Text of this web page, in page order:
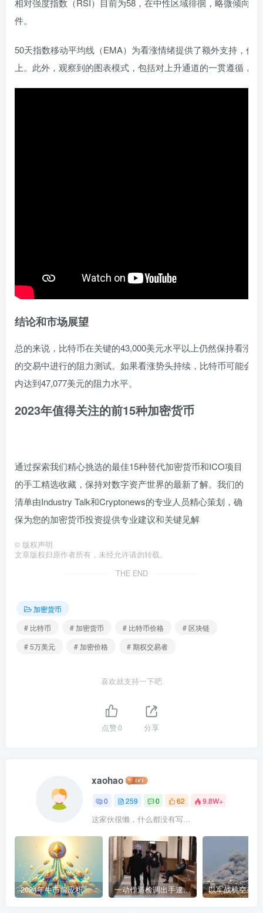
相对强度指数（RSI）目前为58，在中性区域徘徊，略微倾向
件。
50天指数移动平均线（EMA）为看涨情绪提供了额外支持，价
上。此外，观察到的图表模式，包括对上升通道的一贯遵循，
结论和市场展望
总的来说，比特币在关键的43,000美元水平以上仍然保持看涨
的交易中进行的阻力测试。如果看涨势头持续，比特币可能会
内达到47,077美元的阻力水平。
2023年值得关注的前15种加密货币
通过探索我们精心挑选的最佳15种替代加密货币和ICO项目
的手工精选收藏，保持对数字资产世界的最新了解。我们的
清单由Industry Talk和Cryptonews的专业人员精心策划，确
保为您的加密货币投资提供专业建议和关键见解
© 版权声明
文章版权归原作者所有，未经允许请勿转载。
THE END
加密货币
# 比特币
# 加密货币 # 比特币价格
# 区块链
# 5万美元
# 加密价格 # 期权交易者
喜欢就支持一下吧
点赞0 分享
xaohao
0 259 0 62 9.8W+
这家伙很懒，什么都没有写...
2024年牛市前应积累的9种加密货币 一动作逼检调出手逮人 陈盈助暴富史起底